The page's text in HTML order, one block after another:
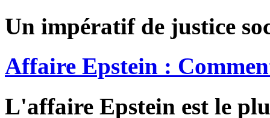
Un impératif de justice
Affaire Epstein :
L'affaire Epstein est le